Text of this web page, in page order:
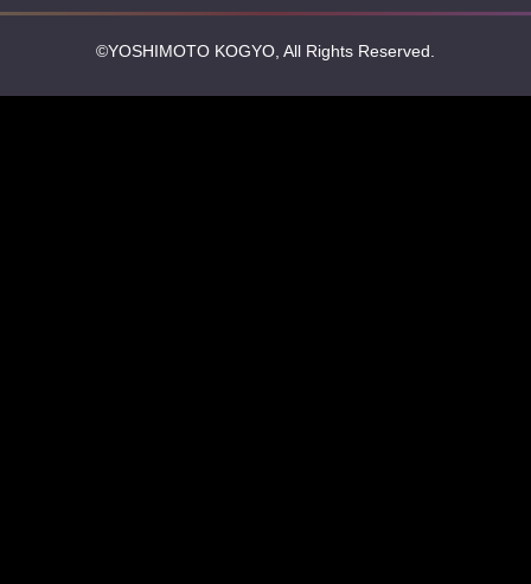
©YOSHIMOTO KOGYO, All Rights Reserved.